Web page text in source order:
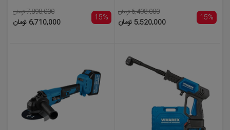
15% 6,498,000 تومان
5,520,000 تومان 15% 7,898,000 تومان
6,710,000 تومان